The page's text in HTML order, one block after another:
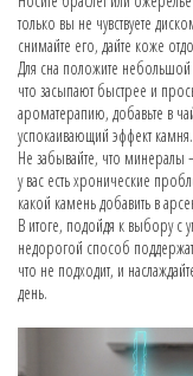
только вы не чувствуете
снимайте его, дайте коже
Для сна положите
что засыпают быстрее и
ароматерапию, добавьте в
успокаивающий эффект камня.
Не забывайте, что минералы
у вас есть хронические
какой камень добавить в
В итоге, подойдя к выбору с
недорогой способ
что не подходит, и
день.